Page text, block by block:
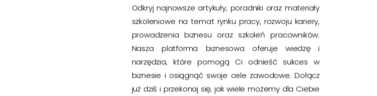
Odkryj najnowsze artykuły, poradniki oraz materiały
szkoleniowe na temat rynku pracy, rozwoju kariery,
prowadzenia biznesu oraz szkoleń pracowników.
Nasza platforma biznesowa oferuje wiedzę i
narzędzia, które pomogą Ci odnieść sukces w
biznesie i osiągnąć swoje cele zawodowe. Dołącz
już dziś i przekonaj się, jak wiele możemy dla Ciebie